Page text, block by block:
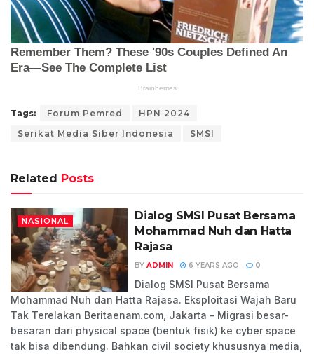
Tags: Forum Pemred
HPN 2024
Serikat Media Siber Indonesia
SMSI
Related Posts
NASIONAL
Dialog SMSI Pusat Bersama
Mohammad Nuh dan Hatta
Rajasa
BY ADMIN 6 YEARS AGO 0
Dialog SMSI Pusat Bersama
Mohammad Nuh dan Hatta Rajasa. Eksploitasi Wajah Baru
Tak Terelakan Beritaenam.com, Jakarta - Migrasi besar-
besaran dari physical space (bentuk fisik) ke cyber space
tak bisa dibendung. Bahkan civil society khususnya media,